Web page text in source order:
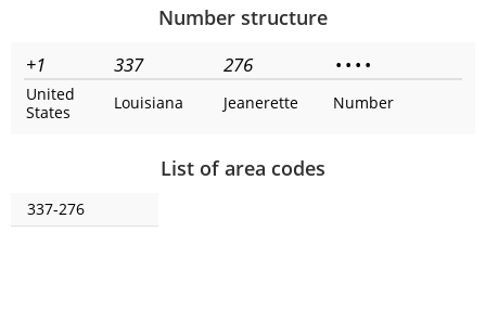
Number structure
+1 337 276 • • • •
United
States
Louisiana Jeanerette Number
List of area codes
337-276